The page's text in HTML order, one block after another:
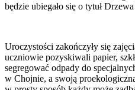
będzie ubiegało się o tytuł
Uroczystości zakończyły się
uczniowie pozyskiwali papier,
segregować odpady do
w Chojnie, a swoją